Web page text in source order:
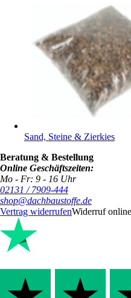
Sand, Steine & Zierkies
Beratung & Bestellung
Online Geschäftszeiten:
Mo - Fr: 9 - 16 Uhr
02131 / 7909-444
shop@dachbaustoffe.de
Vertrag widerrufenWiderruf